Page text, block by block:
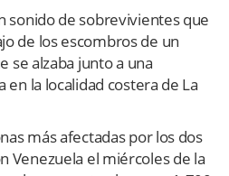
sonido de sobrevivientes que
de los escombros de un
se alzaba junto a una
la localidad costera de La
más afectadas por los dos
Venezuela el miércoles de la